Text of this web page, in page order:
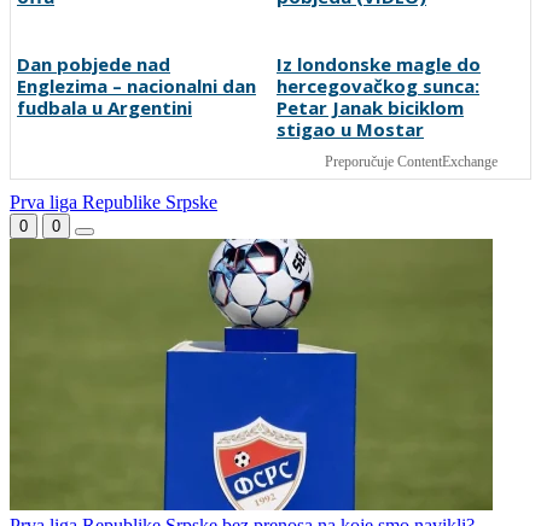
Sjajni Hajduk peticom u
Vilniusu na korak do play-
offa
Tabaković riješio evropski
Englezima – nacionalni dan
Iz londonske magle do
hercegovačkog sunca:
Petar Janak biciklom
stigao u Mostar